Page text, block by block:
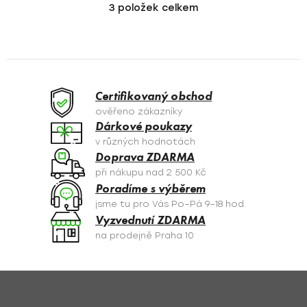
O
á
c
í
p
r
v
k
y
v
ý
p
s
3 položek celkem
Certifikovaný obchod
ověřeno zákazníky
Dárkové poukazy
v různých hodnotách
Doprava ZDARMA
při nákupu nad 2 500 Kč
Poradíme s výběrem
jsme tu pro Vás Po–Pá 9–18 hod.
Vyzvednutí ZDARMA
na prodejně Praha 10